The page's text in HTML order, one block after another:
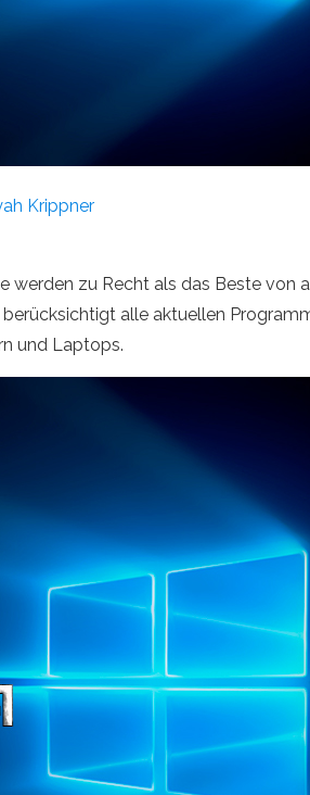
Krippner
zu Recht als das Beste von
alle aktuellen
und Laptops.